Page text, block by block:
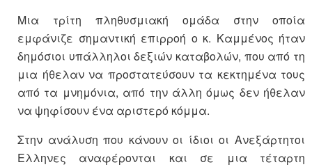
Μια τρίτη πληθυσμιακή ομάδα στην οποία
εμφάνιζε σημαντική επιρροή ο κ. Καμμένος ήταν
δημόσιοι υπάλληλοι δεξιών καταβολών, που από τη
μια ήθελαν να προστατεύσουν τα κεκτημένα τους
από τα μνημόνια, από την άλλη όμως δεν ήθελαν
να ψηφίσουν ένα αριστερό κόμμα.
Στην ανάλυση που κάνουν οι ίδιοι οι Ανεξάρτητοι
Ελληνες αναφέρονται και σε μια τέταρτη